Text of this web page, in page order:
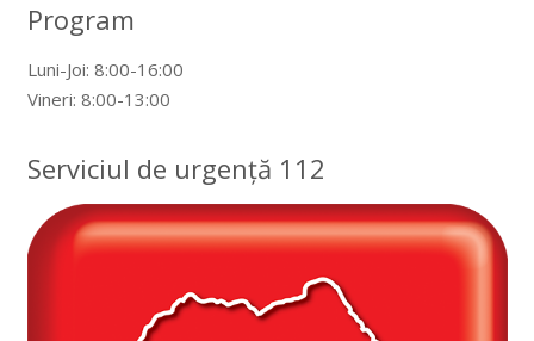
Program
Luni-Joi: 8:00-16:00
Vineri: 8:00-13:00
Serviciul de urgență 112